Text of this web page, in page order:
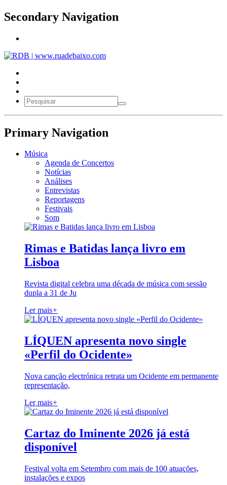
Secondary Navigation
Primary Navigation
Música
Agenda de Concertos
Notícias
Análises
Entrevistas
Reportagens
Festivais
Som
Rimas e Batidas lança livro em
Lisboa
Revista digital celebra uma década de música com sessão
dupla a 31 de Ju
Ler mais+
LÍQUEN apresenta novo single
«Perfil do Ocidente»
Nova canção electrónica retrata um Ocidente em permanente
representação,
Ler mais+
Cartaz do Iminente 2026 já está
disponível
Festival volta em Setembro com mais de 100 atuações,
instalações e expos